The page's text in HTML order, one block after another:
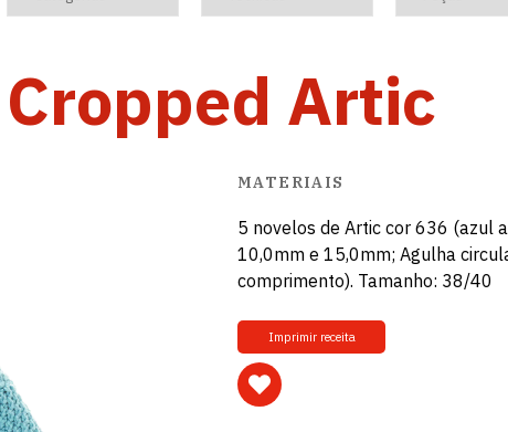
Cropped Artic
MATERIAIS
5 novelos de Artic cor 636 (azul
10,0mm e 15,0mm; Agulha
comprimento). Tamanho: 38/40
Imprimir receita